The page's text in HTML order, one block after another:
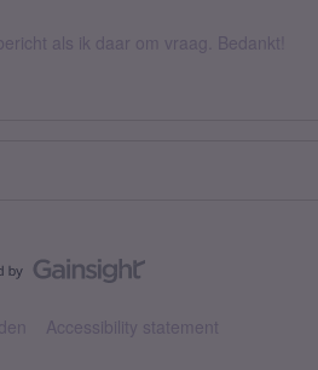
als ik daar om vraag. Bedankt!
Accessibility statement